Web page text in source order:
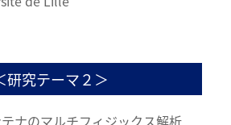
研究テーマ２＞
ナのマルチフィジックス解析